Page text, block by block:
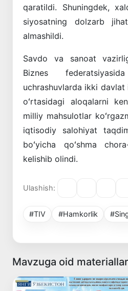
qaratildi. Shuningdek,
siyosatning dolzarb
almashildi.
Savdo va sanoat
Biznes
uchrashuvlarda ikki
oʻrtasidagi aloqalarni
milliy mahsulotlar
iqtisodiy salohiyat
boʻyicha qoʻshma
kelishib olindi.
Ulashish:
#TIV #Hamkorlik
Mavzuga oid materiallar